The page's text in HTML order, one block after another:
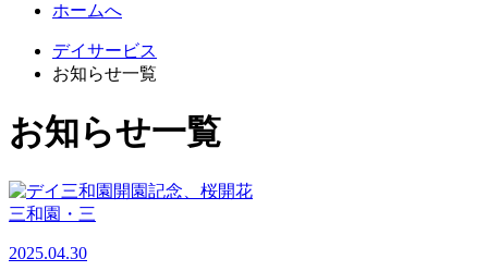
ホームへ
デイサービス
お知らせ一覧
お知らせ一覧
三和園・三
2025.04.30